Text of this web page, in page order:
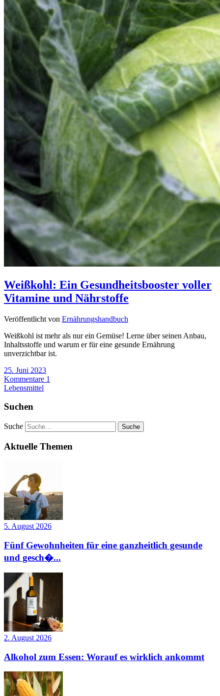
Weißkohl: Ein Gesundheitsbooster voller
Vitamine und Nährstoffe
Veröffentlicht von Ernährungshandbuch
Weißkohl ist mehr als nur ein Gemüse! Lerne über seinen Anbau,
Inhaltsstoffe und warum er für eine gesunde Ernährung
unverzichtbar ist.
25. Juni 2023
Kommentare 1
Lebensmittel
Suchen
Suche
Aktuelle Themen
5. August 2026
Fünf Gewohnheiten für eine ganzheitlich gesunde
und gesch�...
2. August 2026
Alkohol zum Essen: Worauf es wirklich ankommt